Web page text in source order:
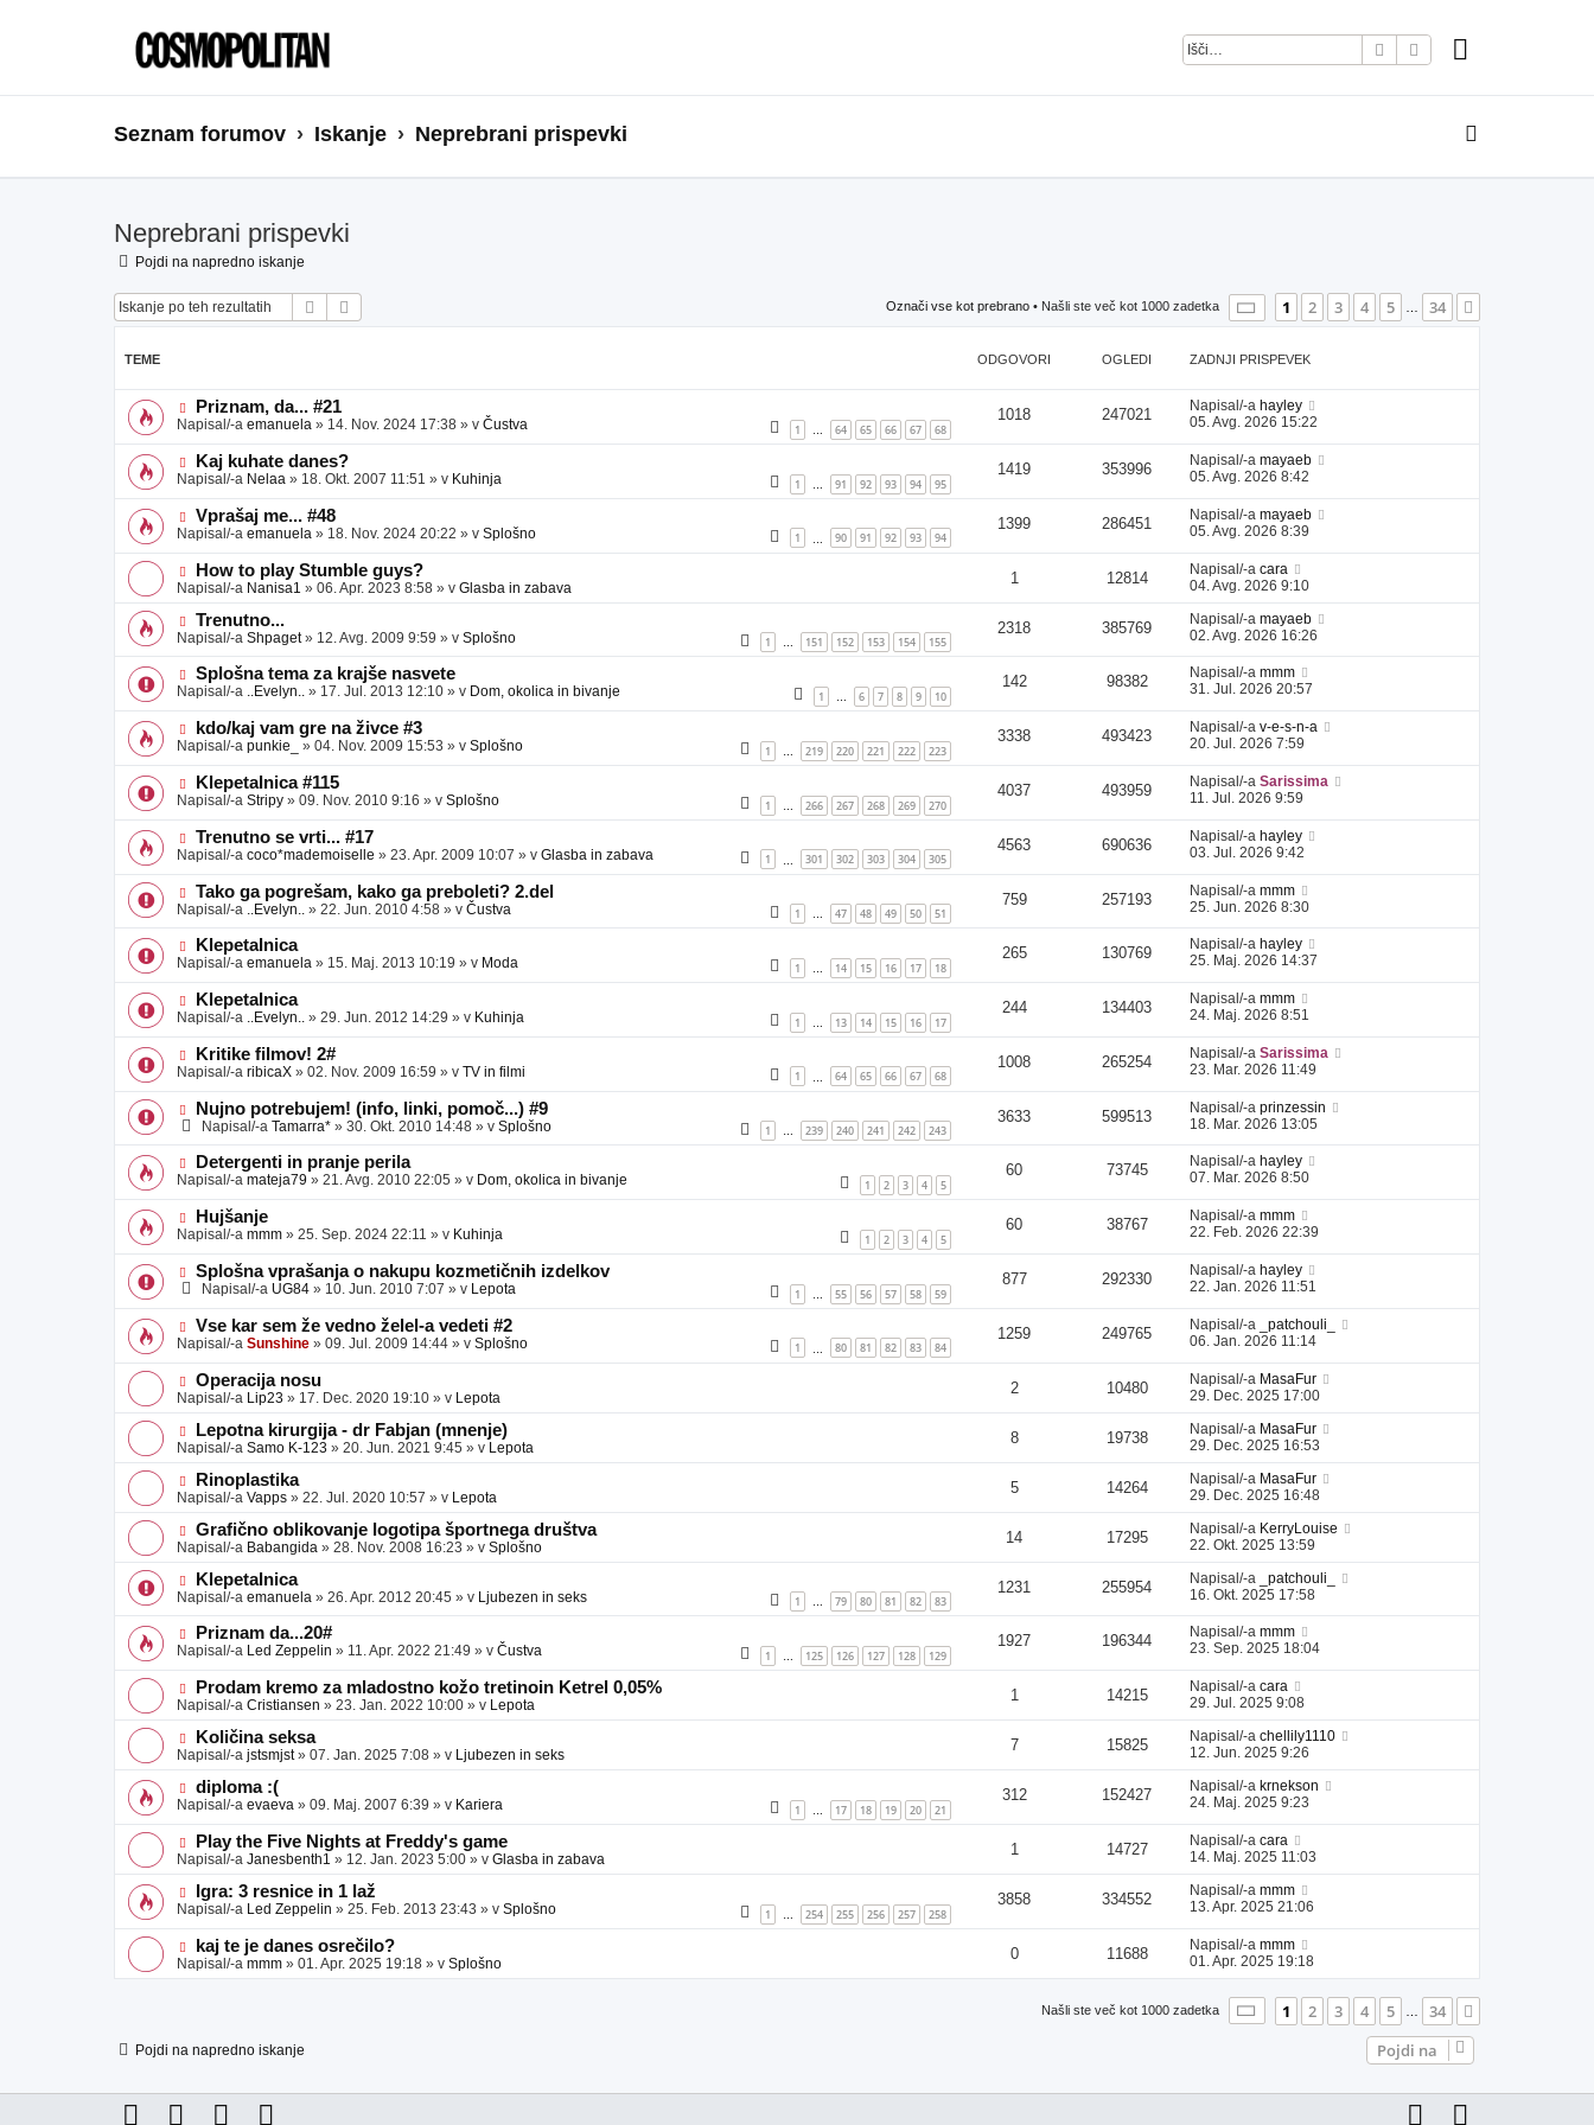
IskanjeNapredno iskanje
Seznam forumov Iskanje Neprebrani prispevki
Neprebrani prispevki
Pojdi na napredno iskanje
Iskanje Označi vse kot prebrano • Našli ste več kot 1000 zadetka Stran 1od34
1 2 3 4 5 34
TEME ODGOVORI OGLEDI ZADNJI PRISPEVEK
N
o
e
o
b
j
a
v
e
Priznam, da... #21
Napisal/-a emanuela » 14. Nov. 2024 17:38 » v Čustva 1 64 65 66 67 68
1018 247021 Napisal/-a hayley
05. Avg. 2026 15:22
N
o
e
b
j
a
v
e
Kaj kuhate danes?
Napisal/-a Nelaa » 18. Okt. 2007 11:51 » v Kuhinja 1 91 92 93 94 95
1419 353996 Napisal/-a mayaeb
05. Avg. 2026 8:42
N
o
v
e
o
b
v
e
Vprašaj me... #48
Napisal/-a emanuela » 18. Nov. 2024 20:22 » v Splošno 1 90 91 92 93 94
1399 286451 Napisal/-a mayaeb
05. Avg. 2026 8:39
N
o
v
e
o
b
a
v
e
How to play Stumble guys?
Napisal/-a Nanisa1 » 06. Apr. 2023 8:58 » v Glasba in zabava
1 12814 Napisal/-a cara
04. Avg. 2026 9:10
N
o
v
e
o
b
j
a
v
e
Trenutno...
Napisal/-a Shpaget» 12. Avg. 2009 9:59 » v Splošno 1 … 151 152 153 154 155
2318 385769 Napisal/-a mayaeb
02. Avg. 2026 16:26
N
o
e
o
b
j
a
v
e
Splošna tema za krajše nasvete
Napisal/-a ..Evelyn.. » 17. Jul. 2013 12:10 » v Dom, okolica in bivanje 1 … 6 7 8 9 10
142 98382 Napisal/-a mmm
31. Jul. 2026 20:57
N
o
e
o
b
j
v
e
kdo/kaj vam gre na živce #3
Napisal/-a punkie_ » 04. Nov. 2009 15:53 » v Splošno 1 219 220 221 222 223
3338 493423 Napisal/-a v-e-s-n-a
20. Jul. 2026 7:59
N
o
e
b
j
v
e
Klepetalnica #115
Napisal/-a Stripy » 09. Nov. 2010 9:16 » v Splošno 1 266 267 268 269 270
4037 493959 Napisal/-a Sarissima
11. Jul. 2026 9:59
N
o
v
e
b
j
a
v
e
Trenutno se vrti... #17
Napisal/-a coco*mademoiselle » 23. Apr. 2009 10:07 » v Glasba in zabava 1 301 302 303 304 305
4563 690636 Napisal/-a hayley
03. Jul. 2026 9:42
N
o
v
e
o
b
j
a
v
e
Tako ga pogrešam, kako ga preboleti? 2.del
Napisal/-a ..Evelyn.. » 22. Jun. 2010 4:58 » v Čustva 1 … 47 48 49 50 51
759 257193 Napisal/-a mmm
25. Jun. 2026 8:30
N
o
e
o
b
j
a
v
e
Klepetalnica
Napisal/-a emanuela » 15. Maj. 2013 10:19 » v Moda 1 … 14 15 16 17 18
265 130769 Napisal/-a hayley
25. Maj. 2026 14:37
N
o
e
o
b
j
a
e
Klepetalnica
Napisal/-a ..Evelyn.. » 29. Jun. 2012 14:29 » v Kuhinja 1 13 14 15 16 17
244 134403 Napisal/-a mmm
24. Maj. 2026 8:51
N
o
v
e
o
j
a
v
e
Kritike filmov! 2#
Napisal/-a ribicaX » 02. Nov. 2009 16:59 » v TV in filmi 1 64 65 66 67 68
1008 265254 Napisal/-a Sarissima
23. Mar. 2026 11:49
N
e
o
b
j
a
v
e
Nujno potrebujem! (info, linki, pomoč...) #9
Napisal/-a Tamarra* » 30. Okt. 2010 14:48 » v Splošno 1 … 239 240 241 242 243
3633 599513 Napisal/-a prinzessin
18. Mar. 2026 13:05
N
o
e
o
b
j
a
e
Detergenti in pranje perila
Napisal/-a mateja79 » 21. Avg. 2010 22:05 » v Dom, okolica in bivanje 1 2 3 4 5
60 73745 Napisal/-a hayley
07. Mar. 2026 8:50
N
o
e
o
j
a
v
e
Hujšanje
Napisal/-a mmm » 25. Sep. 2024 22:11 » v Kuhinja 1 2 3 4 5
60 38767 Napisal/-a mmm
22. Feb. 2026 22:39
N
e
b
j
a
v
e
Splošna vprašanja o nakupu kozmetičnih izdelkov
Napisal/-a UG84 » 10. Jun. 2010 7:07 » v Lepota 1 55 56 57 58 59
877 292330 Napisal/-a hayley
22. Jan. 2026 11:51
N
o
v
e
o
b
a
v
e
Vse kar sem že vedno želel-a vedeti #2
Napisal/-a Sunshine » 09. Jul. 2009 14:44 » v Splošno 1 80 81 82 83 84
1259 249765 Napisal/-a
_patchouli_
06. Jan. 2026 11:14
N
o
v
e
o
b
a
v
e
Operacija nosu
Napisal/-a Lip23 » 17. Dec. 2020 19:10 » v Lepota
2 10480 Napisal/-a MasaFur
29. Dec. 2025 17:00
N
o
v
e
o
b
a
v
e
Lepotna kirurgija - dr Fabjan (mnenje)
Napisal/-a Samo K-123 » 20. Jun. 2021 9:45 » v Lepota
8 19738 Napisal/-a MasaFur
29. Dec. 2025 16:53
N
o
v
e
o
b
a
v
e
Rinoplastika
Napisal/-a Vapps » 22. Jul. 2020 10:57 » v Lepota
5 14264 Napisal/-a MasaFur
29. Dec. 2025 16:48
N
o
v
e
o
b
a
v
e
Grafično oblikovanje logotipa športnega društva
Napisal/-a Babangida » 28. Nov. 2008 16:23 » v Splošno
14 17295 Napisal/-a KerryLouise
22. Okt. 2025 13:59
N
o
v
e
o
b
j
a
v
e
Klepetalnica
Napisal/-a emanuela » 26. Apr. 2012 20:45 » v Ljubezen in seks 1 … 79 80 81 82 83
1231 255954 Napisal/-a
_patchouli_
16. Okt. 2025 17:58
N
o
e
o
b
a
v
e
Priznam da...20#
Napisal/-a Led Zeppelin » 11. Apr. 2022 21:49 » v Čustva 1 … 125 126 127 128 129
1927 196344 Napisal/-a mmm
23. Sep. 2025 18:04
N
o
v
e
o
b
a
e
Prodam kremo za mladostno kožo tretinoin Ketrel 0,05%
Napisal/-a Cristiansen » 23. Jan. 2022 10:00 » v Lepota
1 14215 Napisal/-a cara
29. Jul. 2025 9:08
N
o
v
e
o
a
v
e
Količina seksa
Napisal/-a jstsmjst» 07. Jan. 2025 7:08 » v Ljubezen in seks
7 15825 Napisal/-a chellily1110
12. Jun. 2025 9:26
N
o
e
o
b
a
v
e
diploma :(
Napisal/-a evaeva » 09. Maj. 2007 6:39 » v Kariera 1 … 17 18 19 20 21
312 152427 Napisal/-a krnekson
24. Maj. 2025 9:23
N
o
v
e
o
a
v
Play the Five Nights at Freddy's game
Napisal/-a Janesbenth1 » 12. Jan. 2023 5:00 » v Glasba in zabava
1 14727 Napisal/-a cara
14. Maj. 2025 11:03
N
o
e
o
b
Igra: 3 resnice in 1 laž
Napisal/-a Led Zeppelin » 25. Feb. 2013 23:43 » v Splošno 1 254 255 256 257 258
3858 334552 Napisal/-a mmm
13. Apr. 2025 21:06
N
o
v
j
a
e
kaj te je danes osrečilo?
Napisal/-a mmm » 01. Apr. 2025 19:18 » v Splošno
0 11688 Napisal/-a mmm
01. Apr. 2025 19:18
Našli ste več kot 1000 zadetka Stran 1od34
1 2 3 4 5 34
Pojdi na napredno iskanje Pojdi na